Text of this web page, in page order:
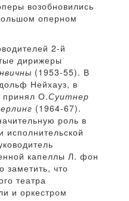
возобновились
оперном
2-й
дирижеры
(1953-55). В
Нейхауз, в
принял О.Суитнер
(1964-67).
роль в
исполнительской
капеллы Л. фон
заметить, что
театра
и оркестром